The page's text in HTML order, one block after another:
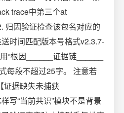
trace中第三个at
归因验证检查该包名对应的
时间匹配版本号格式v2.3.7-
“根因______证据链______
每段不超过25字。 注意若
证据缺失未捕获
写“当前共识”模块不是背景